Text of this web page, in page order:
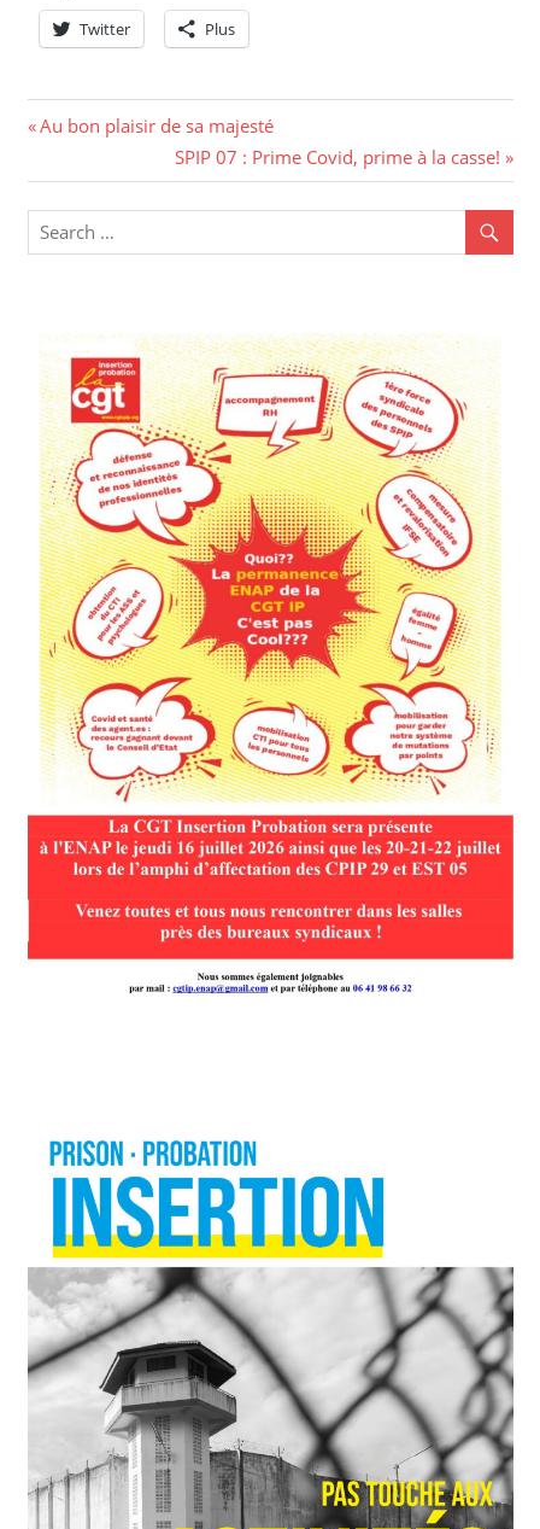
Twitter Plus
Au bon plaisir de sa majesté
SPIP 07 : Prime Covid, prime à la casse!